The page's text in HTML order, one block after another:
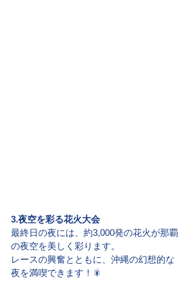
3.夜空を彩る花火大会
最終日の夜には、約3,000発の花火が那覇
の夜空を美しく彩ります。
レースの興奮とともに、沖縄の幻想的な
夜を満喫できます！🎇